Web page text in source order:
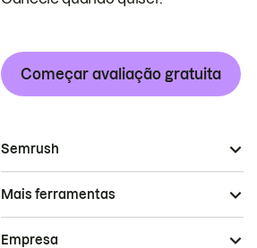
Começar avaliação gratuita
Semrush
Mais ferramentas
Empresa